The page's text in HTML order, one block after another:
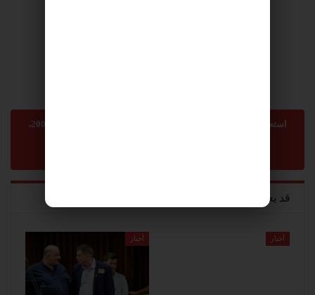
استعمال المضامين بموجب بند 27 أ لقانون الحقوق الأدبية لسنة 2007،
قد يعجبك ايضا
أخبار أخبار